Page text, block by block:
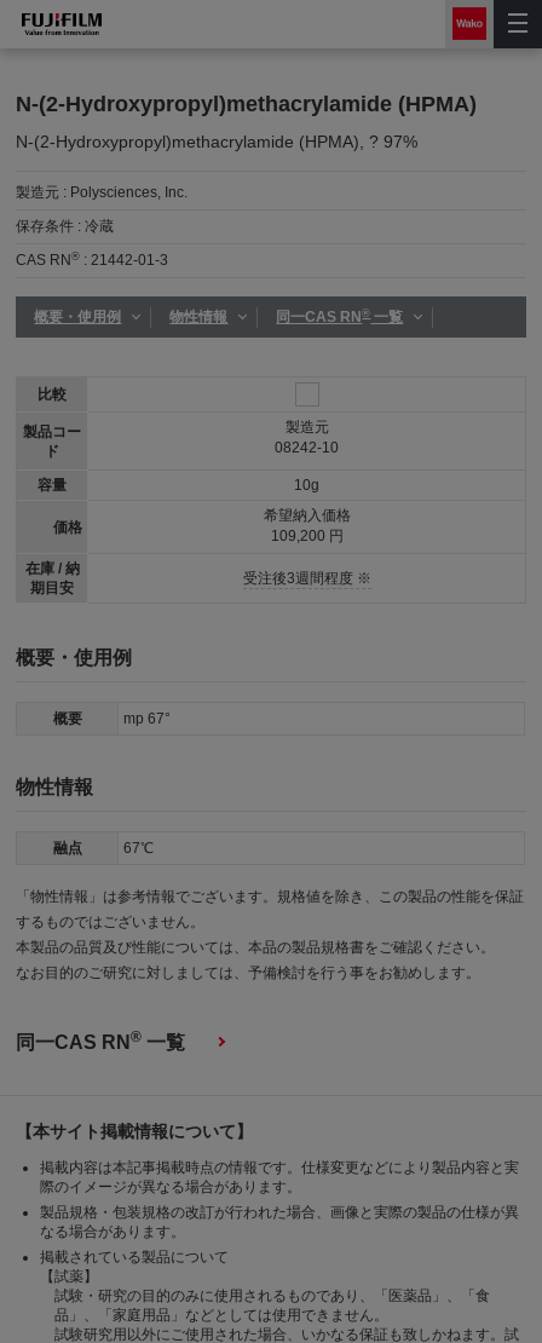
N-(2-Hydroxypropyl)methacrylamide (HPMA)
N-(2-Hydroxypropyl)methacrylamide (HPMA), ? 97%
製造元 : Polysciences, Inc.
保存条件 :冷蔵
CAS RN® :21442-01-3
概要・使用例 物性情報 同一CAS RN®一覧
比較
製品コー
ド
容量
価格
在庫 / 納
期目安
製造元
08242-10
10g
希望納入価格
109,200 円
受注後3週間程度 ※
概要・使用例
概要 mp 67°
物性情報
融点 67℃
「物性情報」は参考情報でございます。規格値を除き、この製品の性能を保証
するものではございません。
本製品の品質及び性能については、本品の製品規格書をご確認ください。
なお目的のご研究に対しましては、予備検討を行う事をお勧めします。
同一CAS RN® 一覧
【本サイト掲載情報について】
掲載内容は本記事掲載時点の情報です。仕様変更などにより製品内容と実
際のイメージが異なる場合があります。
製品規格・包装規格の改訂が行われた場合、画像と実際の製品の仕様が異
なる場合があります。
掲載されている製品について
【試薬】
試験・研究の目的のみに使用されるものであり、「医薬品」、「食
品」、「家庭用品」などとしては使用できません。
試験研究用以外にご使用された場合、いかなる保証も致しかねます。試